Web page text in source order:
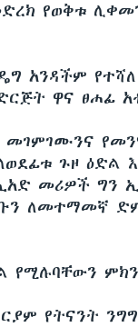
የወቅቱ
አንዳችም
ዋና ፀሐፊ
መገምገሙንና
ጉዞ ዕድል
መሪዎች ግን
ለመተማመኛ
የትናንት